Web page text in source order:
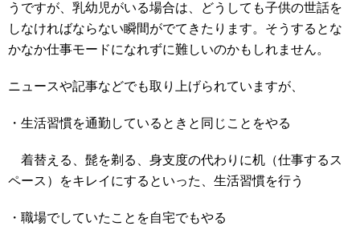
うですが、乳幼児がいる場合は、どうしても子供の世話を
しなければならない瞬間がでてきたります。そうするとな
かなか仕事モードになれずに難しいのかもしれません。
ニュースや記事などでも取り上げられていますが、
・生活習慣を通勤しているときと同じことをやる
着替える、髭を剃る、身支度の代わりに机（仕事するス
ペース）をキレイにするといった、生活習慣を行う
・職場でしていたことを自宅でもやる